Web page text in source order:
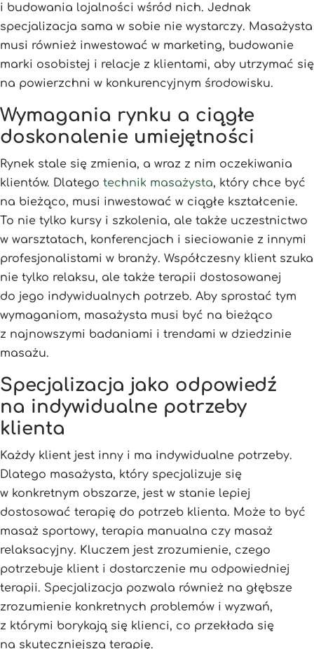
i budowania lojalności wśród nich. Jednak
specjalizacja sama w sobie nie wystarczy. Masażysta
musi również inwestować w marketing, budowanie
marki osobistej i relacje z klientami, aby utrzymać się
na powierzchni w konkurencyjnym środowisku.
Wymagania rynku a ciągłe
doskonalenie umiejętności
Rynek stale się zmienia, a wraz z nim oczekiwania
klientów. Dlatego technik masażysta, który chce być
na bieżąco, musi inwestować w ciągłe kształcenie.
To nie tylko kursy i szkolenia, ale także uczestnictwo
w warsztatach, konferencjach i sieciowanie z innymi
profesjonalistami w branży. Współczesny klient szuka
nie tylko relaksu, ale także terapii dostosowanej
do jego indywidualnych potrzeb. Aby sprostać tym
wymaganiom, masażysta musi być na bieżąco
z najnowszymi badaniami i trendami w dziedzinie
masażu.
Specjalizacja jako odpowiedź
na indywidualne potrzeby
klienta
Każdy klient jest inny i ma indywidualne potrzeby.
Dlatego masażysta, który specjalizuje się
w konkretnym obszarze, jest w stanie lepiej
dostosować terapię do potrzeb klienta. Może to być
masaż sportowy, terapia manualna czy masaż
relaksacyjny. Kluczem jest zrozumienie, czego
potrzebuje klient i dostarczenie mu odpowiedniej
terapii. Specjalizacja pozwala również na głębsze
zrozumienie konkretnych problemów i wyzwań,
z którymi borykają się klienci, co przekłada się
na skuteczniejszą terapię.